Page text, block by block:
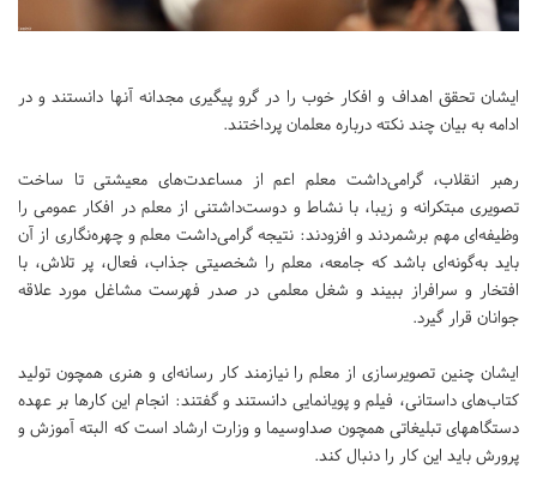
ایشان تحقق اهداف و افکار خوب را در گرو پیگیری مجدانه آنها دانستند و در
ادامه به بیان چند نکته درباره معلمان پرداختند.
رهبر انقلاب، گرامی‌داشت معلم اعم از مساعدت‌های معیشتی تا ساخت
تصویری مبتکرانه و زیبا، با نشاط و دوست‌داشتنی از معلم در افکار عمومی را
وظیفه‌ای مهم برشمردند و افزودند: نتیجه گرامی‌داشت معلم و چهره‌نگاری از آن
باید به‌گونه‌ای باشد که جامعه، معلم را شخصیتی جذاب، فعال، پر تلاش، با
افتخار و سرافراز ببیند و شغل معلمی در صدر فهرست مشاغل مورد علاقه
جوانان قرار گیرد.
ایشان چنین تصویرسازی از معلم را نیازمند کار رسانه‌ای و هنری همچون تولید
کتاب‌های داستانی، فیلم و پویانمایی دانستند و گفتند: انجام این کارها بر عهده
دستگاههای تبلیغاتی همچون صداوسیما و وزارت ارشاد است که البته آموزش و
پرورش باید این کار را دنبال کند.